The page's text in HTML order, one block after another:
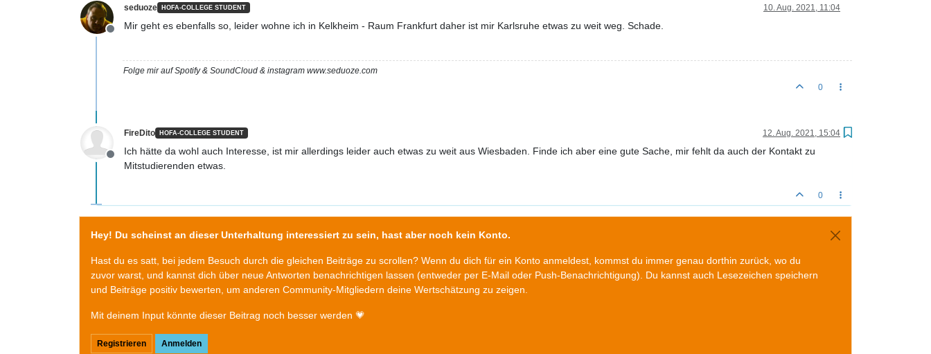
Offline
seduoze HOFA-COLLEGE STUDENT 10. Aug. 2021, 11:04
Mir geht es ebenfalls so, leider wohne ich in Kelkheim - Raum Frankfurt daher ist mir Karlsruhe etwas zu weit weg. Schade.
Folge mir auf Spotify & SoundCloud & instagram www.seduoze.com
0
Offline
FireDito HOFA-COLLEGE STUDENT 12. Aug. 2021, 15:04
Ich hätte da wohl auch Interesse, ist mir allerdings leider auch etwas zu weit aus Wiesbaden. Finde ich aber eine gute Sache, mir fehlt da auch der Kontakt zu
Mitstudierenden etwas.
0
Hey! Du scheinst an dieser Unterhaltung interessiert zu sein, hast aber noch kein Konto.
Hast du es satt, bei jedem Besuch durch die gleichen Beiträge zu scrollen? Wenn du dich für ein Konto anmeldest, kommst du immer genau dorthin zurück, wo du
zuvor warst, und kannst dich über neue Antworten benachrichtigen lassen (entweder per E-Mail oder Push-Benachrichtigung). Du kannst auch Lesezeichen speichern
und Beiträge positiv bewerten, um anderen Community-Mitgliedern deine Wertschätzung zu zeigen.
Mit deinem Input könnte dieser Beitrag noch besser werden 💗
Registrieren Anmelden